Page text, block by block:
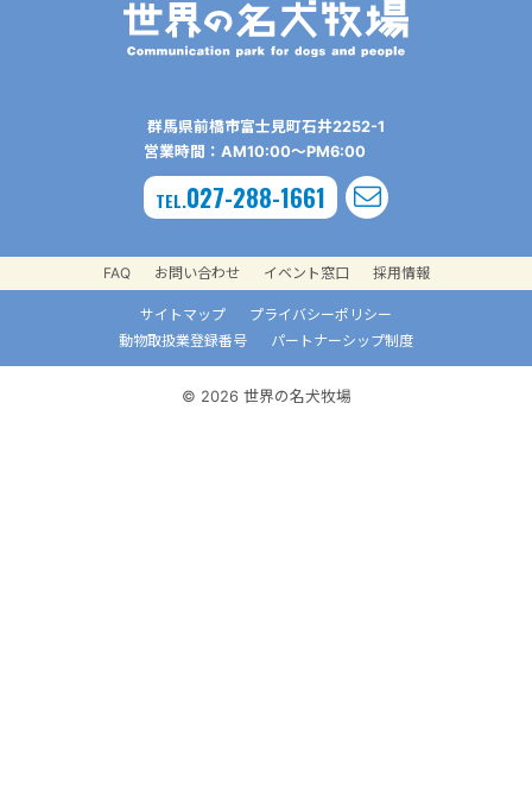
群⾺県前橋市富⼠⾒町⽯井2252-1
営業時間：AM10:00〜PM6:00
TEL.027-288-1661
FAQ お問い合わせ イベント窓口 採用情報
サイトマップ
プライバシーポリシー
動物取扱業登録番号
パートナーシップ制度
© 2026 世界の名犬牧場